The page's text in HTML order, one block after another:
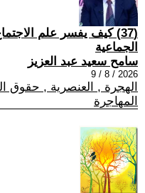
(37) كيف يفسر علم
الجماعية
سامح سعيد عبد العزيز
2026 / 8 / 9
الهجرة , العنصرية , حقوق
المهاجرة